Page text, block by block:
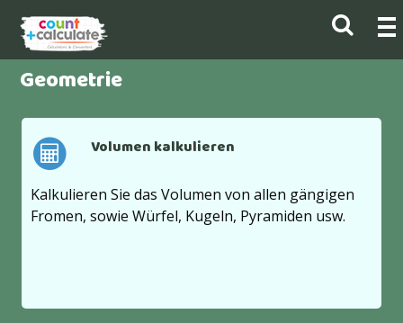
Geometrie
Volumen kalkulieren
Kalkulieren Sie das Volumen von allen gängigen
Fromen, sowie Würfel, Kugeln, Pyramiden usw.